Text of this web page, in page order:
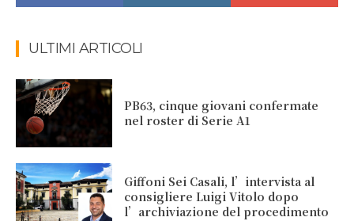
ULTIMI ARTICOLI
PB63, cinque giovani confermate
nel roster di Serie A1
Giffoni Sei Casali, l’intervista al
consigliere Luigi Vitolo dopo
l’archiviazione del procedimento